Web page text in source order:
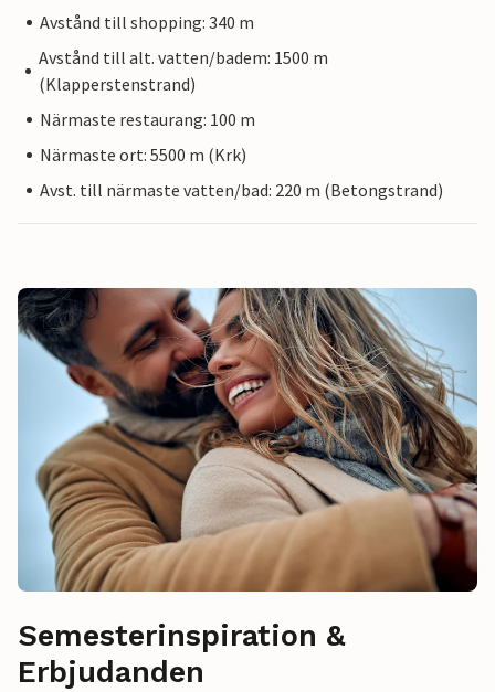
Avstånd till shopping: 340 m
Avstånd till alt. vatten/badem: 1500 m
(Klapperstenstrand)
Närmaste restaurang: 100 m
Närmaste ort: 5500 m (Krk)
Avst. till närmaste vatten/bad: 220 m (Betongstrand)
Semesterinspiration &
Erbjudanden